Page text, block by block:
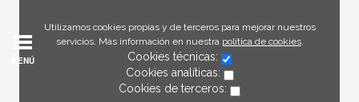
Utilizamos cookies propias y de terceros para mejorar nuestros
servicios. Más información en nuestra política de cookies.
Cookies técnicas:
Cookies analíticas:
Cookies de terceros:
MENÚ